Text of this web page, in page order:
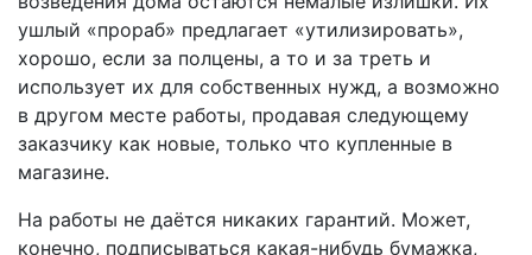
ушлый «прораб» предлагает «утилизировать»,
хорошо, если за полцены, а то и за треть и
использует их для собственных нужд, а возможно
в другом месте работы, продавая следующему
заказчику как новые, только что купленные в
магазине.
На работы не даётся никаких гарантий. Может,
конечно, подписываться какая-нибудь бумажка,